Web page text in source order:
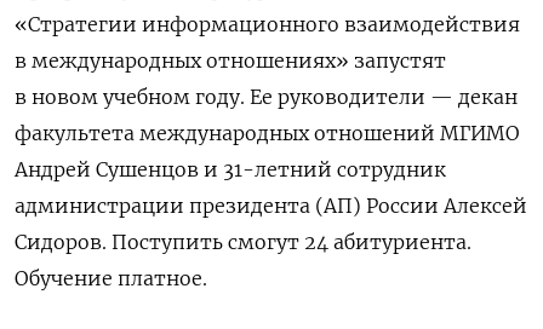
«Стратегии информационного взаимодействия
в международных отношениях» запустят
в новом учебном году. Ее руководители — декан
факультета международных отношений МГИМО
Андрей Сушенцов и 31-летний сотрудник
администрации президента (АП) России Алексей
Сидоров. Поступить смогут 24 абитуриента.
Обучение платное.